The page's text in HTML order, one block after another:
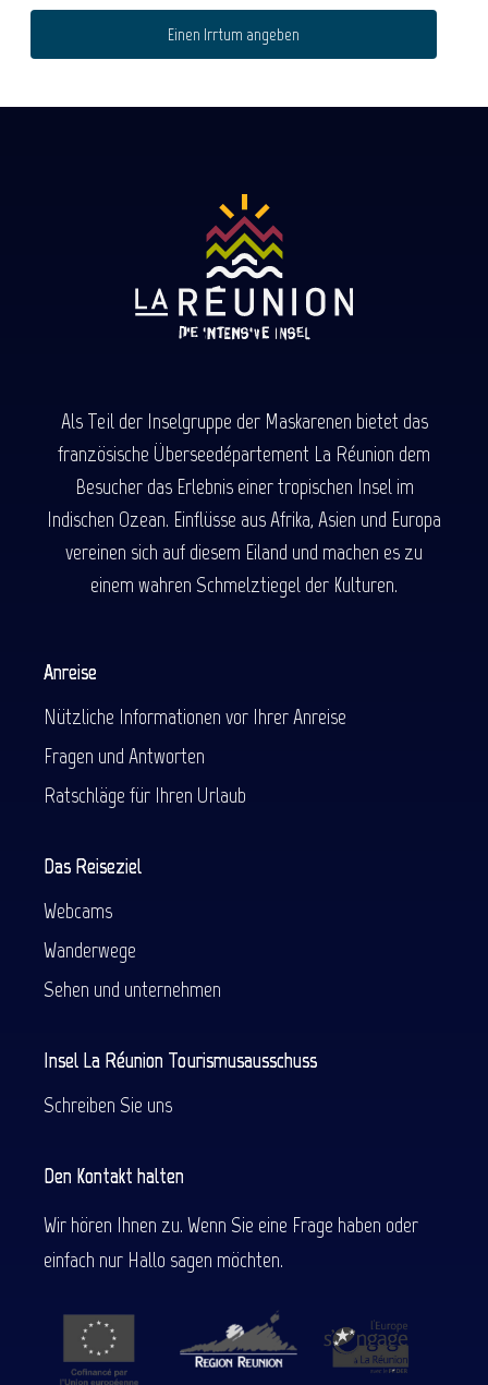
Einen Irrtum angeben
Als Teil der Inselgruppe der Maskarenen bietet das
französische Überseedépartement La Réunion dem
Besucher das Erlebnis einer tropischen Insel im
Indischen Ozean. Einflüsse aus Afrika, Asien und Europa
vereinen sich auf diesem Eiland und machen es zu
einem wahren Schmelztiegel der Kulturen.
Anreise
Nützliche Informationen vor Ihrer Anreise
Fragen und Antworten
Ratschläge für Ihren Urlaub
Das Reiseziel
Webcams
Wanderwege
Sehen und unternehmen
Insel La Réunion Tourismusausschuss
Schreiben Sie uns
Den Kontakt halten
Wir hören Ihnen zu. Wenn Sie eine Frage haben oder
einfach nur Hallo sagen möchten.